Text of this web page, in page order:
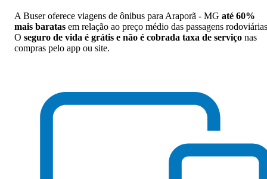
A Buser oferece viagens de ônibus para Araporã - MG até 60%
mais baratas em relação ao preço médio das passagens
O seguro de vida é grátis e não é cobrada taxa de serviço nas
compras pelo app ou site.